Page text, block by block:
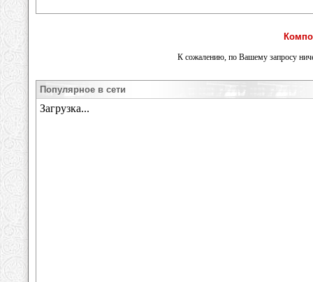
К сожалению, по Вашему запросу
Популярное в сети